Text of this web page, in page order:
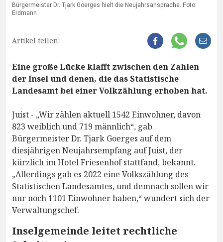
Bürgermeister Dr. Tjark Goerges hielt die Neujahrsansprache. Foto:
Erdmann
Artikel teilen:
Eine große Lücke klafft zwischen den Zahlen
der Insel und denen, die das Statistische
Landesamt bei einer Volkzählung erhoben hat.
Juist - „Wir zählen aktuell 1542 Einwohner, davon
823 weiblich und 719 männlich“, gab
Bürgermeister Dr. Tjark Goerges auf dem
diesjährigen Neujahrsempfang auf Juist, der
kürzlich im Hotel Friesenhof stattfand, bekannt.
„Allerdings gab es 2022 eine Volkszählung des
Statistischen Landesamtes, und demnach sollen wir
nur noch 1101 Einwohner haben,“ wundert sich der
Verwaltungschef.
Inselgemeinde leitet rechtliche